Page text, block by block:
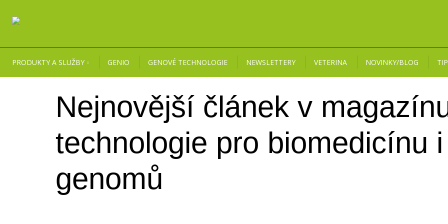
PRODUKTY A SLUŽBY GENIO GENOVÉ TECHNOLOGIE NEWSLETTERY VETERINA NOVINKY/BLOG
Nejnovější článek v
technologie pro biomedicínu
genomů